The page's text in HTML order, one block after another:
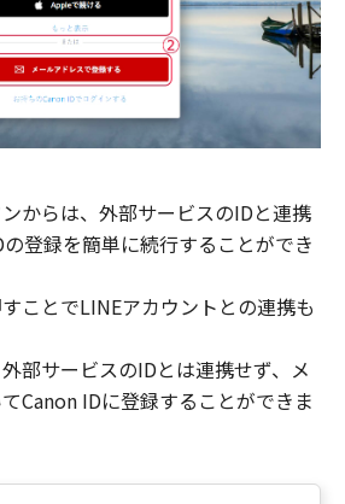
からは、外部サービスのIDと連携
登録を簡単に続行することができ
すことでLINEアカウントとの連携も
部サービスのIDとは連携せず、メ
Canon IDに登録することができま